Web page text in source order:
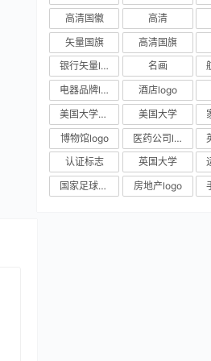
高清国徽
高清
矢量国旗
高清国旗
银行矢量logo
名画
电器品牌logo
酒店logo
美国大学校徽
美国大学
博物馆logo
医药公司logo
认证标志
英国大学
国家足球队队徽
房地产logo